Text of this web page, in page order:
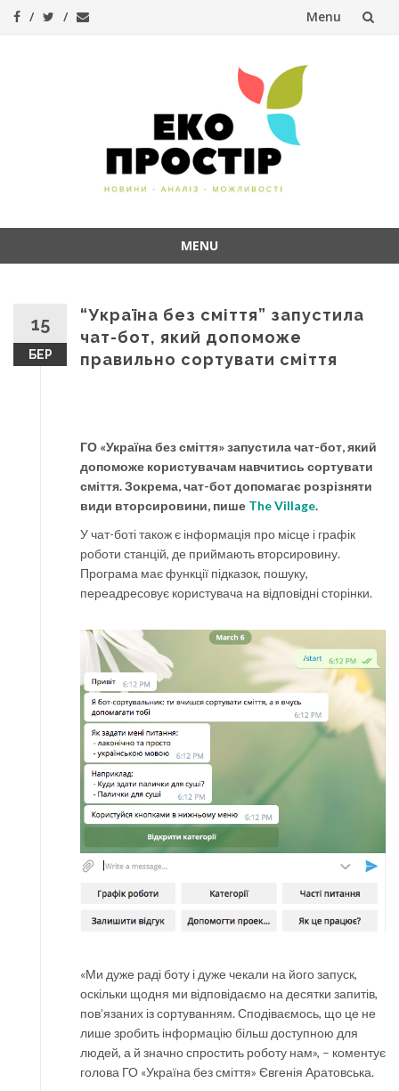
Menu
MENU
15
БЕР
“Україна без сміття” запустила
чат-бот, який допоможе
правильно сортувати сміття
ГО «Україна без сміття» запустила чат-бот, який
допоможе користувачам навчитись сортувати
сміття. Зокрема, чат-бот допомагає розрізняти
види вторсировини, пише The Village.
У чат-боті також є інформація про місце і графік
роботи станцій, де приймають вторсировину.
Програма має функції підказок, пошуку,
переадресовує користувача на відповідні сторінки.
«Ми дуже раді боту і дуже чекали на його запуск,
оскільки щодня ми відповідаємо на десятки запитів,
пов’язаних із сортуванням. Сподіваємось, що це не
лише зробить інформацію більш доступною для
людей, а й значно спростить роботу нам», – коментує
голова ГО «Україна без сміття» Євгенія Аратовська.